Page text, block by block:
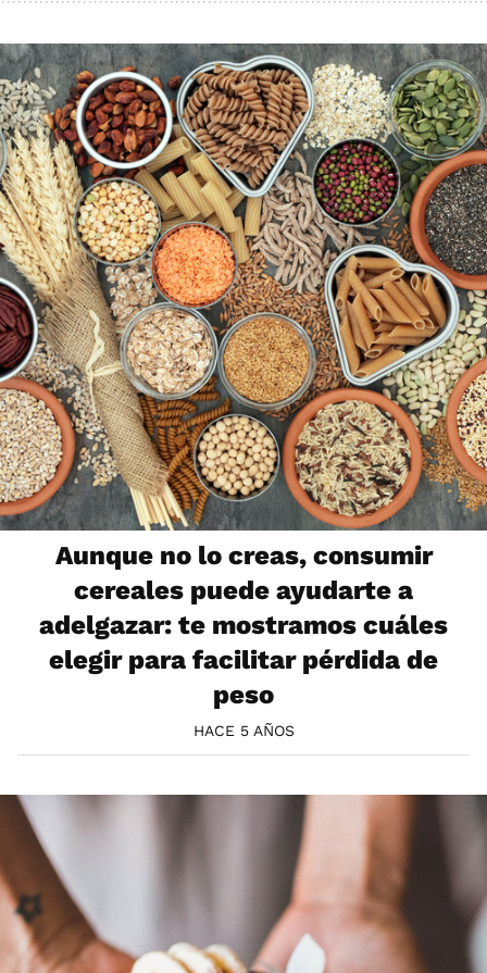
Aunque no lo creas, consumir
cereales puede ayudarte a
adelgazar: te mostramos cuáles
elegir para facilitar pérdida de
peso
HACE 5 AÑOS